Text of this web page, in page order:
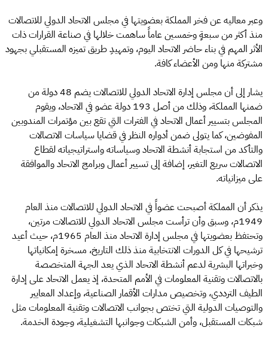
وعبر معاليه عن فخر المملكة بعضويتها في مجلس الاتحاد الدولي للاتصالات
منذ أكثر من سبعةٍ وخمسين عاماً ساهمت خلالها في صناعة القرارات ذات
الأثر المهم في بناء حاضر الاتحاد اليوم، وتمهيدِ طريق تميزه المستقبلي بجهود
مشتركة منها ومن الأعضاء كافة.
يشار إلى أن مجلس إدارة الاتحاد الدولي للاتصالات يضم 48 دولة من
ضمنها المملكة، وذلك من أصل 193 دولة عضو في الاتحاد، ويقوم
المجلس بتسيير أعمال الاتحاد في الفترات التي تقع بين مؤتمرات المندوبين
المفوضين، كما يتولى ضمن أدواره النظر في قضايا سياسات الاتصالات
والتأكد من استجابة أنشطة الاتحاد وسياساته واستراتيجياته لقطاع
الاتصالات سريع التغير، إضافة إلى تسيير أعمال وبرامج الاتحاد والموافقة
على ميزانياته.
يذكر أن المملكة أصبحت عضواً في الاتحاد الدولي للاتصالات منذ العام
1949م، وسبق وأن ترأست مجلس الاتحاد الدولي للاتصالات مرتين،
وتحتفظ بعضويتها في مجلس إدارة الاتحاد منذ العام 1965م، حيث أعيد
ترشيحها في كل الدورات الانتخابية منذ ذلك التاريخ، مسخرة إمكانياتها
وخبراتها البشرية لدعم أنشطة الاتحاد الذي يعد الجهة المتخصصة
بالاتصالات وتقنية المعلومات في الأمم المتحدة، إذ يعمل الاتحاد على إدارة
الطيف الترددي، وتخصيص مدارات الأقمار الصناعية، وإعداد المعايير
والتوصيات الدولية التي تختص بجوانب الاتصالات وتقنية المعلومات مثل
شبكات المستقبل، وأمن الشبكات وجوانبها التشغيلية، وجودة الخدمة.